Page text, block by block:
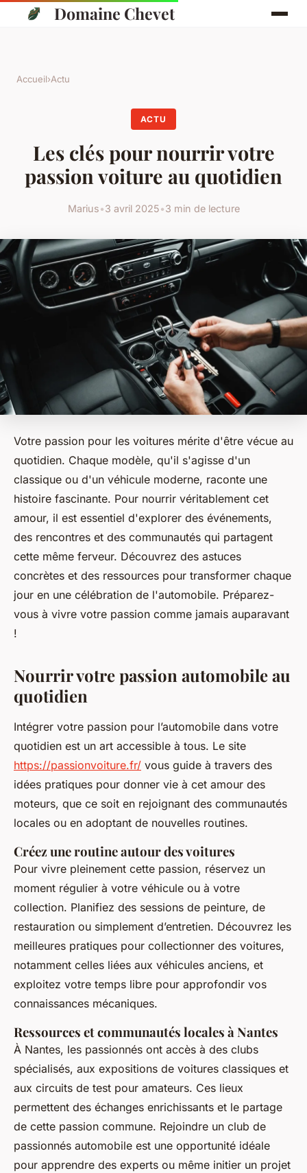
Domaine Chevet
Accueil›Actu
ACTU
Les clés pour nourrir votre
passion voiture au quotidien
Marius•3 avril 2025•3 min de lecture
Votre passion pour les voitures mérite d'être vécue au
quotidien. Chaque modèle, qu'il s'agisse d'un
classique ou d'un véhicule moderne, raconte une
histoire fascinante. Pour nourrir véritablement cet
amour, il est essentiel d'explorer des événements,
des rencontres et des communautés qui partagent
cette même ferveur. Découvrez des astuces
concrètes et des ressources pour transformer chaque
jour en une célébration de l'automobile. Préparez-
vous à vivre votre passion comme jamais auparavant
!
Nourrir votre passion automobile au
quotidien
Intégrer votre passion pour l’automobile dans votre
quotidien est un art accessible à tous. Le site
https://passionvoiture.fr/ vous guide à travers des
idées pratiques pour donner vie à cet amour des
moteurs, que ce soit en rejoignant des communautés
locales ou en adoptant de nouvelles routines.
Créez une routine autour des voitures
Pour vivre pleinement cette passion, réservez un
moment régulier à votre véhicule ou à votre
collection. Planifiez des sessions de peinture, de
restauration ou simplement d’entretien. Découvrez les
meilleures pratiques pour collectionner des voitures,
notamment celles liées aux véhicules anciens, et
exploitez votre temps libre pour approfondir vos
connaissances mécaniques.
Ressources et communautés locales à Nantes
À Nantes, les passionnés ont accès à des clubs
spécialisés, aux expositions de voitures classiques et
aux circuits de test pour amateurs. Ces lieux
permettent des échanges enrichissants et le partage
de cette passion commune. Rejoindre un club de
passionnés automobile est une opportunité idéale
pour apprendre des experts ou même initier un projet